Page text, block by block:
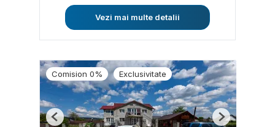
Vezi mai multe detalii
Comision 0% Exclusivitate
Previous Next